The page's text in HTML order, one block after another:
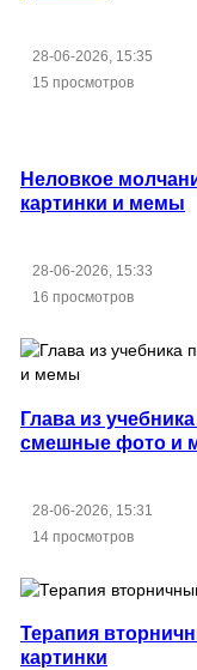
28-06-2026, 15:35
15 просмотров
Неловкое
картинки и мемы
28-06-2026, 15:33
16 просмотров
Глава из
смешные фото и
28-06-2026, 15:31
14 просмотров
Терапия
картинки